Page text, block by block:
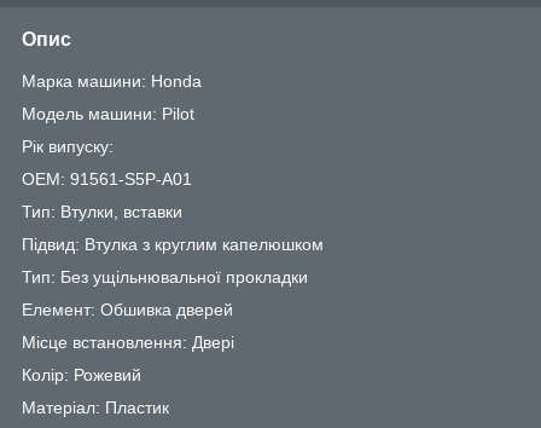
Опис
Марка машини: Honda
Модель машини: Pilot
Рік випуску:
OEM: 91561-S5P-A01
Тип: Втулки, вставки
Підвид: Втулка з круглим капелюшком
Тип: Без ущільнювальної прокладки
Елемент: Обшивка дверей
Місце встановлення: Двері
Колір: Рожевий
Матеріал: Пластик